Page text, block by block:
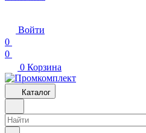
Войти
0
0
0 Корзина
Каталог